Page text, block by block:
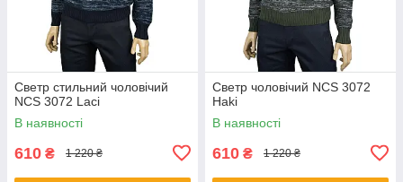
Светр стильний чоловічий
NCS 3072 Laci
В наявності
610 ₴ 1 220 ₴
Светр чоловічий NCS 3072
Haki
В наявності
610 ₴ 1 220 ₴